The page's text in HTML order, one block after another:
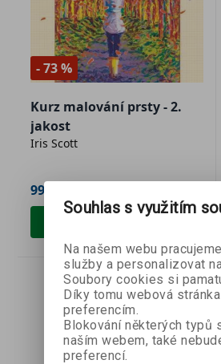
- 73 %
Kurz malování prsty - 2.
jakost
Iris Scott
99 Kč
Přidat do košíku
Souhlas s využitím
Na našem webu
služby a personalizovat
Soubory cookies si
Díky tomu webová
preferencím.
Blokování některých typů
naším webem, také
preferencí.